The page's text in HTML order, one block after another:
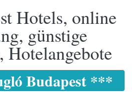
Hotels, online
günstige
Hotelangebote
Budapest ***